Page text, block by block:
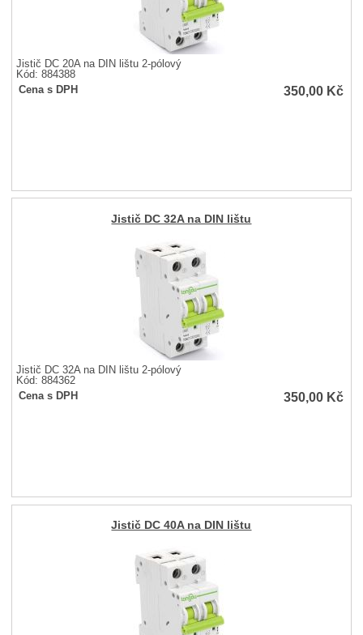
Jistič DC 20A na DIN lištu 2-pólový
Kód: 884388
Cena s DPH
350,00 Kč
Jistič DC 32A na DIN lištu
Jistič DC 32A na DIN lištu 2-pólový
Kód: 884362
Cena s DPH
350,00 Kč
Jistič DC 40A na DIN lištu